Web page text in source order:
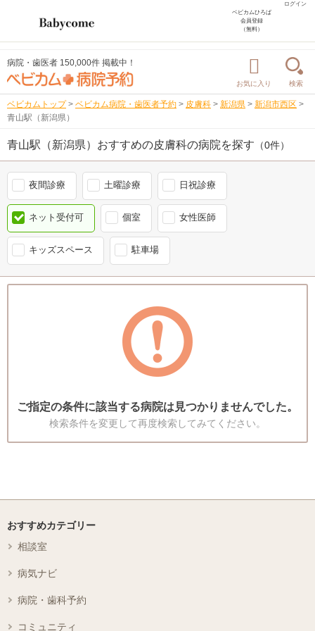
ログイン
ベビカムひろば
会員登録
（無料）
病院・歯医者 150,000件 掲載中！
お気に入り 検索
ベビカムトップ > ベビカム病院・歯医者予約 > 皮膚科 > 新潟県 > 新潟市西区 >
青山駅（新潟県）
青山駅（新潟県）おすすめの皮膚科の病院を探す （0件）
夜間診療 土曜診療 日祝診療
ネット受付可 個室 女性医師
キッズスペース 駐車場
ご指定の条件に該当する病院は見つかりませんでした。
検索条件を変更して再度検索してみてください。
おすすめカテゴリー
相談室
病気ナビ
病院・歯科予約
コミュニティ